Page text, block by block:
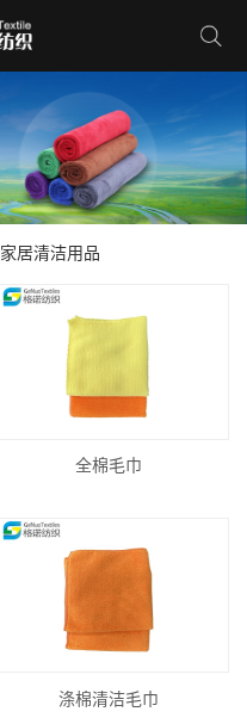
家居清洁用品
全棉毛巾
涤棉清洁毛巾